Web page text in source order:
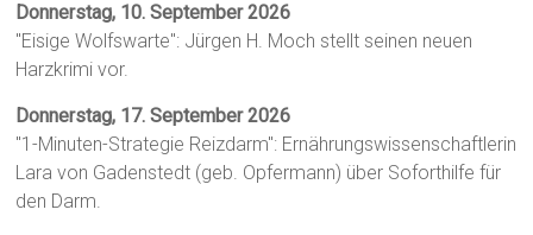
Donnerstag, 10. September 2026
"Eisige Wolfswarte": Jürgen H. Moch stellt seinen neuen
Harzkrimi vor.
Donnerstag, 17. September 2026
"1-Minuten-Strategie Reizdarm": Ernährungswissenschaftlerin
Lara von Gadenstedt (geb. Opfermann) über Soforthilfe für
den Darm.